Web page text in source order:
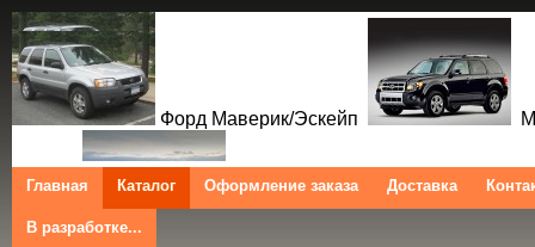
Форд Маверик/Эскейп
Трибют
Главная Каталог Оформление заказа Доставка
В разработке...